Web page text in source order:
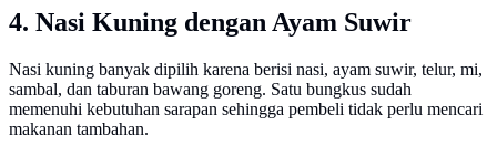
4. Nasi Kuning dengan Ayam Suwir
Nasi kuning banyak dipilih karena berisi nasi, ayam suwir, telur, mi,
sambal, dan taburan bawang goreng. Satu bungkus sudah
memenuhi kebutuhan sarapan sehingga pembeli tidak perlu mencari
makanan tambahan.